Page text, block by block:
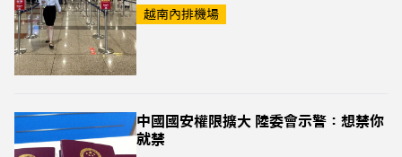
越南內排機場
中國國安權限擴大 陸委會示警：想禁你
就禁